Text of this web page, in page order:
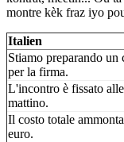
montre kèk fraz iyo
Italien
Stiamo preparando un
per la firma.
L'incontro è fissato
mattino.
Il costo totale
euro.